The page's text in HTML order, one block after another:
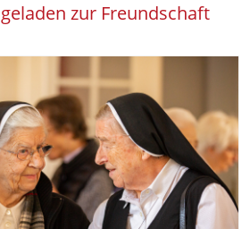
zur Freundschaft